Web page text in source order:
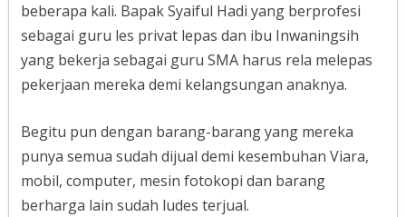
beberapa kali. Bapak Syaiful Hadi yang berprofesi
sebagai guru les privat lepas dan ibu Inwaningsih
yang bekerja sebagai guru SMA harus rela melepas
pekerjaan mereka demi kelangsungan anaknya.
Begitu pun dengan barang-barang yang mereka
punya semua sudah dijual demi kesembuhan Viara,
mobil, computer, mesin fotokopi dan barang
berharga lain sudah ludes terjual.